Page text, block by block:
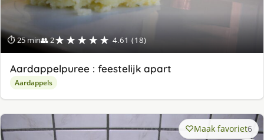
⏱ 25 min👥 2★★★★★ 4.61 (18)
Aardappelpuree : feestelijk apart
Aardappels
Maak favoriet6